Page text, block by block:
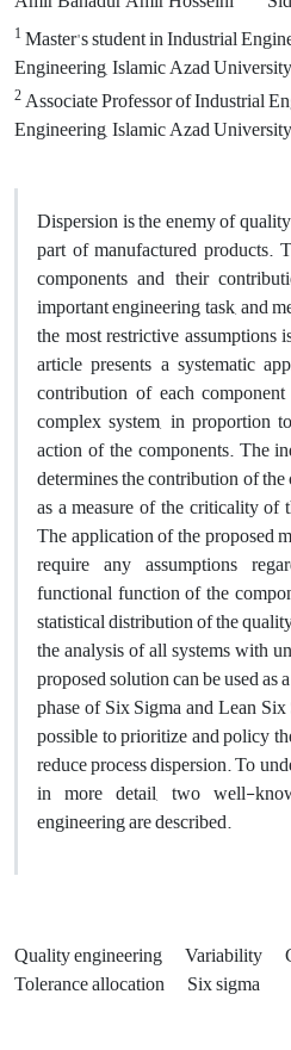
1Master's student in Industrial
Engineering, Islamic Azad
2Associate Professor of Industrial
Engineering, Islamic Azad
Dispersion is the enemy of
part of manufactured products.
components and their
important engineering task, and
the most restrictive assumptions
article presents a systematic
contribution of each
complex system, in proportion
action of the components. The
determines the contribution of
as a measure of the criticality of
The application of the proposed
require any assumptions
functional function of the
statistical distribution of the
the analysis of all systems with
proposed solution can be used
phase of Six Sigma and Lean
possible to prioritize and policy
reduce process dispersion. To
in more detail, two well-
engineering are described.
Quality engineering Variability
Tolerance allocation
Six sigma